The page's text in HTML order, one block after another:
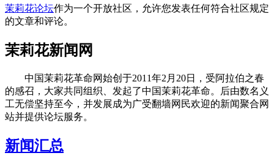
茉莉花论坛作为一个开放社区，允许您发表任何符合社区规定
的文章和评论。
茉莉花新闻网
中国茉莉花革命网始创于2011年2月20日，受阿拉伯之春
的感召，大家共同组织、发起了中国茉莉花革命。后由数名义
工无偿坚持至今，并发展成为广受翻墙网民欢迎的新闻聚合网
站并提供论坛服务。
新闻汇总